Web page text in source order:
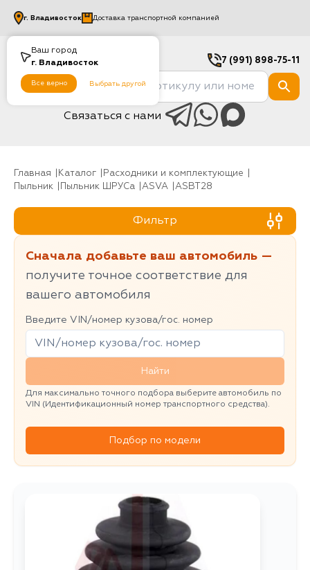
Ваш город
г. Владивосток
Все верно Выбрать другой
г. Владивосток Доставка транспортной компанией
7 (991) 898-75-11
Связаться с нами
Главная Каталог
Расходники и комплектующие
Пыльник
Пыльник ШРУСа ASVA ASBT28
Фильтр
Сначала добавьте ваш автомобиль —
получите точное соответствие для
вашего автомобиля
Введите VIN/номер кузова/гос. номер
Найти
Для максимально точного подбора выберите автомобиль по
VIN (Идентификационный номер транспортного средства).
Подбор по модели